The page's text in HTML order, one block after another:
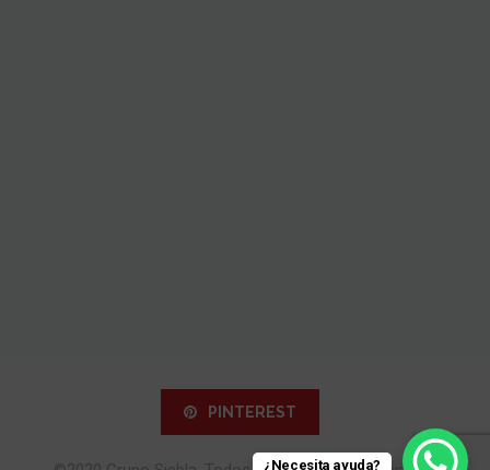
PINTEREST
¿Necesita ayuda?